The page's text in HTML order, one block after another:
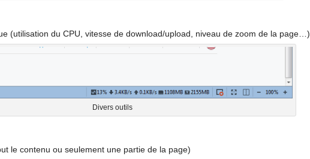
(utilisation du CPU, vitesse de download/upload, niveau de zoom de la page…)
Divers outils
le contenu ou seulement une partie de la page)